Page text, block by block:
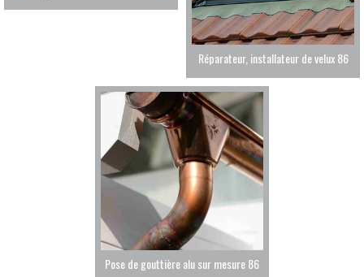
Réparateur, installateur de velux 86
Pose de gouttière alu sur mesure 86